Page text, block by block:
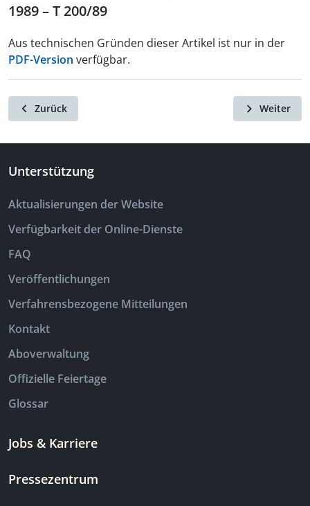
1989 – T 200/89
Aus technischen Gründen dieser Artikel ist nur in der
PDF-Version verfügbar.
Zurück Weiter
Unterstützung
Aktualisierungen der Website
Verfügbarkeit der Online-Dienste
FAQ
Veröffentlichungen
Verfahrensbezogene Mitteilungen
Kontakt
Aboverwaltung
Offizielle Feiertage
Glossar
Jobs & Karriere
Pressezentrum